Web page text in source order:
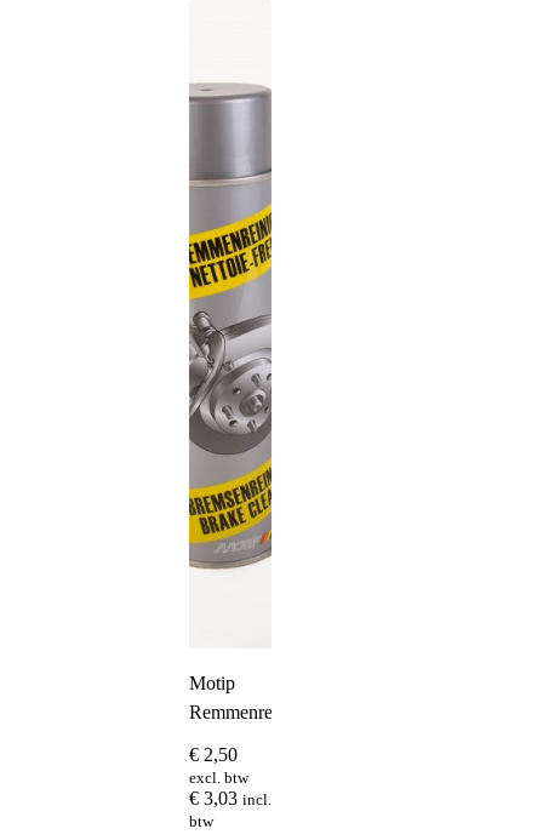
Motip
Remmenreiniger
€ 2,50
excl. btw
€ 3,03 incl.
btw